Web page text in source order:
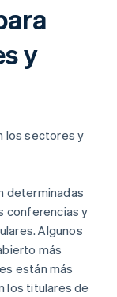
y
los sectores y
determinadas
conferencias y
Algunos
más
están más
los titulares de